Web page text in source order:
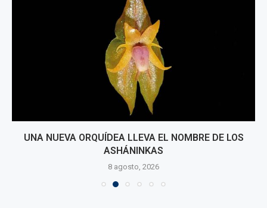
UNA NUEVA ORQUÍDEA LLEVA EL NOMBRE DE LOS
ASHÁNINKAS
8 agosto, 2026